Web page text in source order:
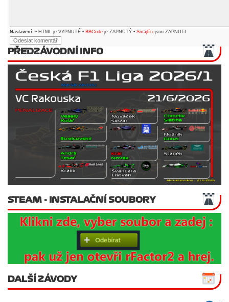
Nastavení: • HTML je VYPNUTÉ • BBCode je ZAPNUTÝ • Smajlíci jsou ZAPNUTI
PŘEDZÁVODNÍ INFO
STEAM - INSTALAČNÍ SOUBORY
DALŠÍ ZÁVODY